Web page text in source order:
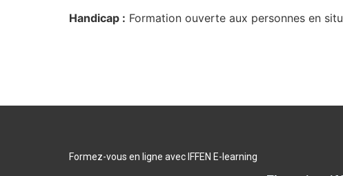
Handicap : Formation ouverte aux personnes en
Formez-vous en ligne avec IFFEN E-learning